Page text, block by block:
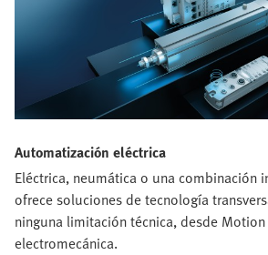
Automatización eléctrica
Eléctrica, neumática o una combinación
ofrece soluciones de tecnología
ninguna limitación técnica, desde
electromecánica.